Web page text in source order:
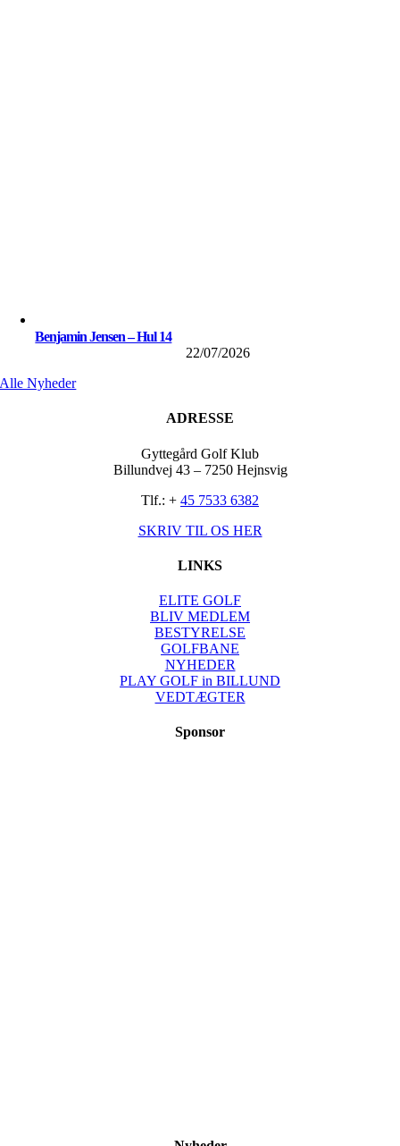
Benjamin Jensen – Hul 14
22/07/2026
Alle Nyheder
ADRESSE
Gyttegård Golf Klub
Billundvej 43 – 7250 Hejnsvig
Tlf.: + 45 7533 6382
SKRIV TIL OS HER
LINKS
ELITE GOLF
BLIV MEDLEM
BESTYRELSE
GOLFBANE
NYHEDER
PLAY GOLF in BILLUND
VEDTÆGTER
Sponsor